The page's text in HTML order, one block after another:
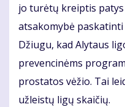
jo turėtų kreiptis
atsakomybė
Džiugu, kad Alytaus
prevencinėms
prostatos vėžio. Tai
užleistų ligų skaičių.